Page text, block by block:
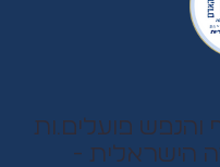
והנפש פועלים.ות
הישראלית -